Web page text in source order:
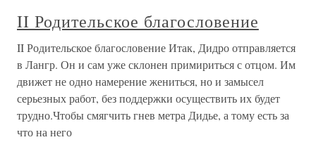
II Родительское благословение
II Родительское благословение Итак, Дидро отправляется
в Лангр. Он и сам уже склонен примириться с отцом. Им
движет не одно намерение жениться, но и замысел
серьезных работ, без поддержки осуществить их будет
трудно.Чтобы смягчить гнев метра Дидье, а тому есть за
что на него